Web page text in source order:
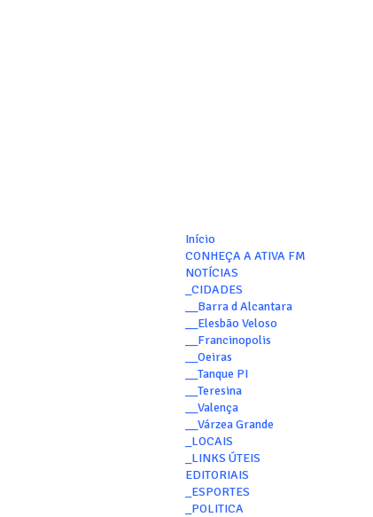
Início
CONHEÇA A ATIVA FM
NOTÍCIAS
_CIDADES
__Barra d Alcantara
__Elesbão Veloso
__Francinopolis
__Oeiras
__Tanque PI
__Teresina
__Valença
__Várzea Grande
_LOCAIS
_LINKS ÚTEIS
EDITORIAIS
_ESPORTES
_POLITICA